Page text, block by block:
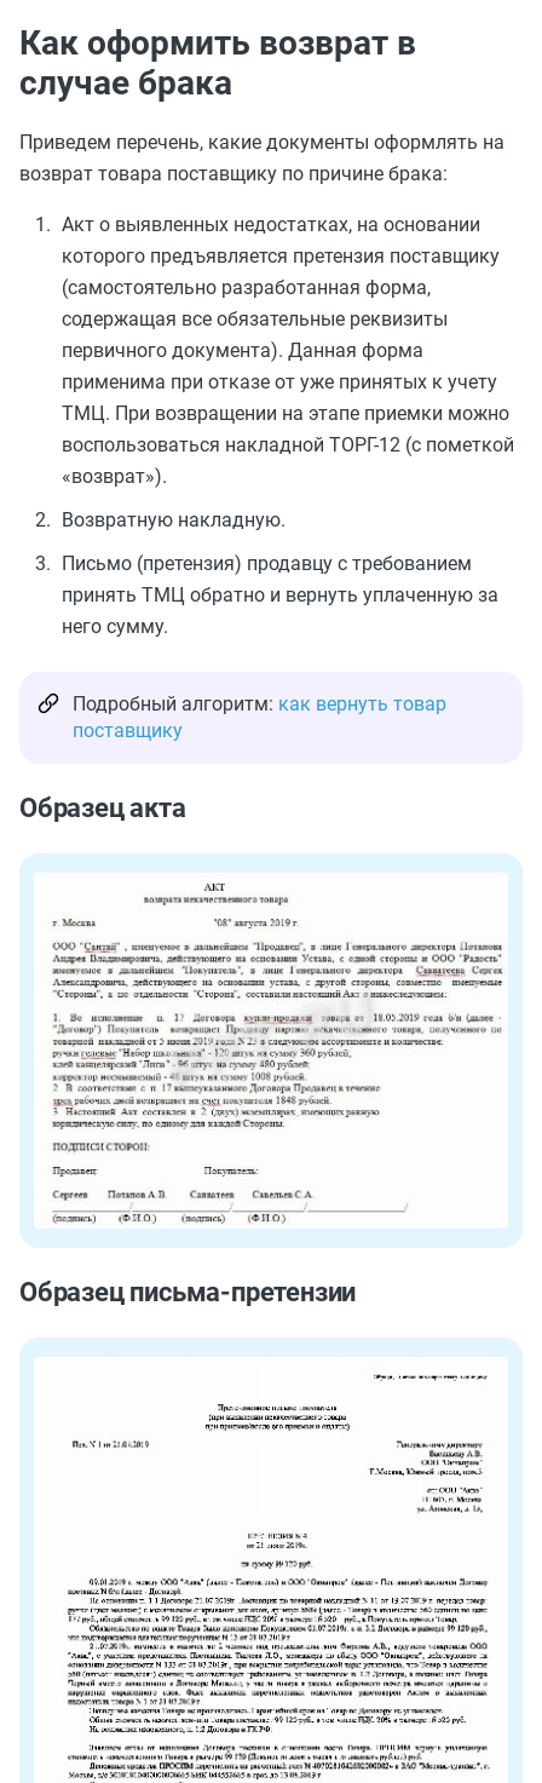
Как оформить возврат в
случае брака
Приведем перечень, какие документы оформлять на
возврат товара поставщику по причине брака:
Акт о выявленных недостатках, на основании
которого предъявляется претензия поставщику
(самостоятельно разработанная форма,
содержащая все обязательные реквизиты
первичного документа). Данная форма
применима при отказе от уже принятых к учету
ТМЦ. При возвращении на этапе приемки можно
воспользоваться накладной ТОРГ-12 (с пометкой
«возврат»).
Возвратную накладную.
Письмо (претензия) продавцу с требованием
принять ТМЦ обратно и вернуть уплаченную за
него сумму.
Подробный алгоритм: как вернуть товар
поставщику
Образец акта
Образец письма-претензии